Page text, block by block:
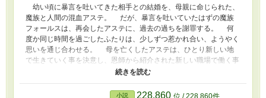
幼い頃に暴言を吐いてきた相手との結婚を、母親に命じられた、
魔族と人間の混血アステ。 だが、暴言を吐いていたはずの魔族
フォールスは、再会したアステに、過去の過ちを謝罪する。 何
度か同じ時間を過ごしたふたりは、少しずつ惹かれ合い、ようやく
思いを通じ合わせる。 母を亡くしたアステは、ひとり新しい地
で生きていく事を決意し、恩師から紹介された新しい職場で働く事
になる。 周りに助けられ、なんとか未来を切り拓いたアステ。
仕事に、そしてたまに恋に、全力でぶつかるアステの明日はどう
小説 228,860 位 / 228,860件